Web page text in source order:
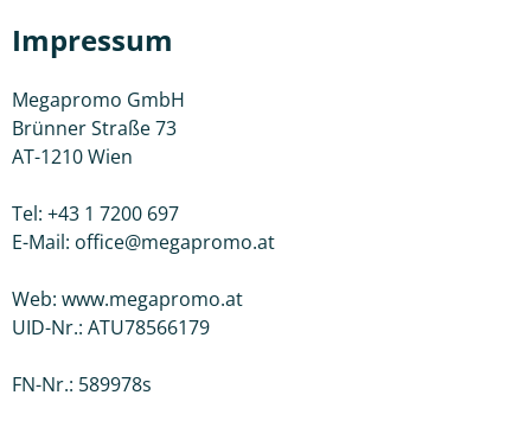
Impressum
Megapromo GmbH
Brünner Straße 73
AT-1210 Wien
Tel: +43 1 7200 697
E-Mail: office@megapromo.at
Web: www.megapromo.at
UID-Nr.: ATU78566179
FN-Nr.: 589978s